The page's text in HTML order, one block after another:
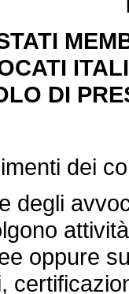
DI
dei
oppure